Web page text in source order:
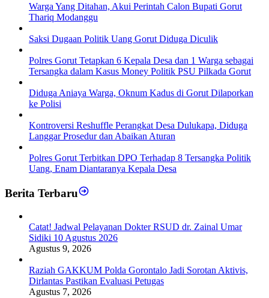
Warga Yang Ditahan, Akui Perintah Calon Bupati Gorut
Thariq Modanggu
Saksi Dugaan Politik Uang Gorut Diduga Diculik
Polres Gorut Tetapkan 6 Kepala Desa dan 1 Warga sebagai
Tersangka dalam Kasus Money Politik PSU Pilkada Gorut
Diduga Aniaya Warga, Oknum Kadus di Gorut Dilaporkan
ke Polisi
Kontroversi Reshuffle Perangkat Desa Dulukapa, Diduga
Langgar Prosedur dan Abaikan Aturan
Polres Gorut Terbitkan DPO Terhadap 8 Tersangka Politik
Uang, Enam Diantaranya Kepala Desa
Berita Terbaru
Catat! Jadwal Pelayanan Dokter RSUD dr. Zainal Umar
Sidiki 10 Agustus 2026
Agustus 9, 2026
Raziah GAKKUM Polda Gorontalo Jadi Sorotan Aktivis,
Dirlantas Pastikan Evaluasi Petugas
Agustus 7, 2026